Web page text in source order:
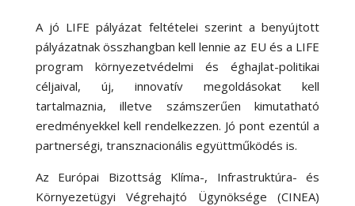
A jó LIFE pályázat feltételei szerint a benyújtott
pályázatnak összhangban kell lennie az EU és a LIFE
program környezetvédelmi és éghajlat-politikai
céljaival, új, innovatív megoldásokat kell
tartalmaznia, illetve számszerűen kimutatható
eredményekkel kell rendelkezzen. Jó pont ezentúl a
partnerségi, transznacionális együttműködés is.
Az Európai Bizottság Klíma-, Infrastruktúra- és
Környezetügyi Végrehajtó Ügynöksége (CINEA)